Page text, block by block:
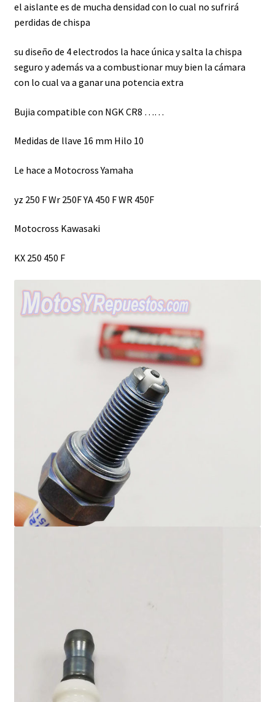
el aislante es de mucha densidad con lo cual no sufrirá
perdidas de chispa
su diseño de 4 electrodos la hace única y salta la chispa
seguro y además va a combustionar muy bien la cámara
con lo cual va a ganar una potencia extra
Bujia compatible con NGK CR8 ……
Medidas de llave 16 mm Hilo 10
Le hace a Motocross Yamaha
yz 250 F Wr 250F YA 450 F WR 450F
Motocross Kawasaki
KX 250 450 F